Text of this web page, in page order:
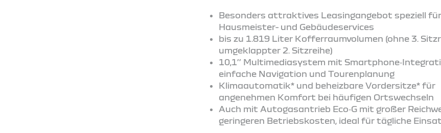
Besonders attraktives Leasingangebot speziell für
Hausmeister- und Gebäudeservices
bis zu 1.819 Liter Kofferraumvolumen (ohne 3.
umgeklappter 2. Sitzreihe)
10,1’’ Multimediasystem mit
einfache Navigation und Tourenplanung
Klimaautomatik* und beheizbare Vordersitze* für
angenehmen Komfort bei häufigen Ortswechseln
Auch mit Autogasantrieb Eco‑G mit großer
geringeren Betriebskosten, ideal für tägliche